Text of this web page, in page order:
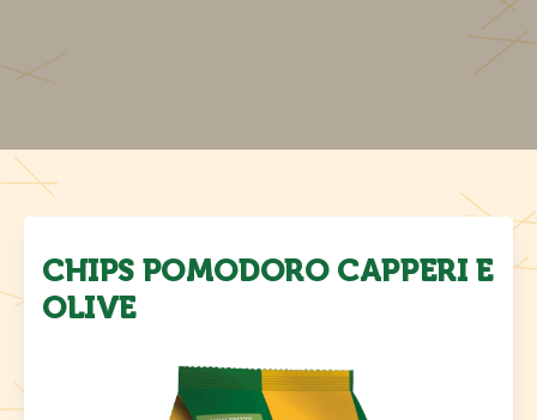
CHIPS POMODORO CAPPERI E
OLIVE